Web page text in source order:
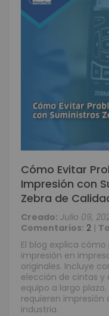
Cómo Evitar
Impresión con
Zebra de
Creado: Julio 09,
Comentarios: 2 |
El blog explica
impresión en
originales. Incluye
elección de cintas
equipo a largo
requieren impresión
industria.